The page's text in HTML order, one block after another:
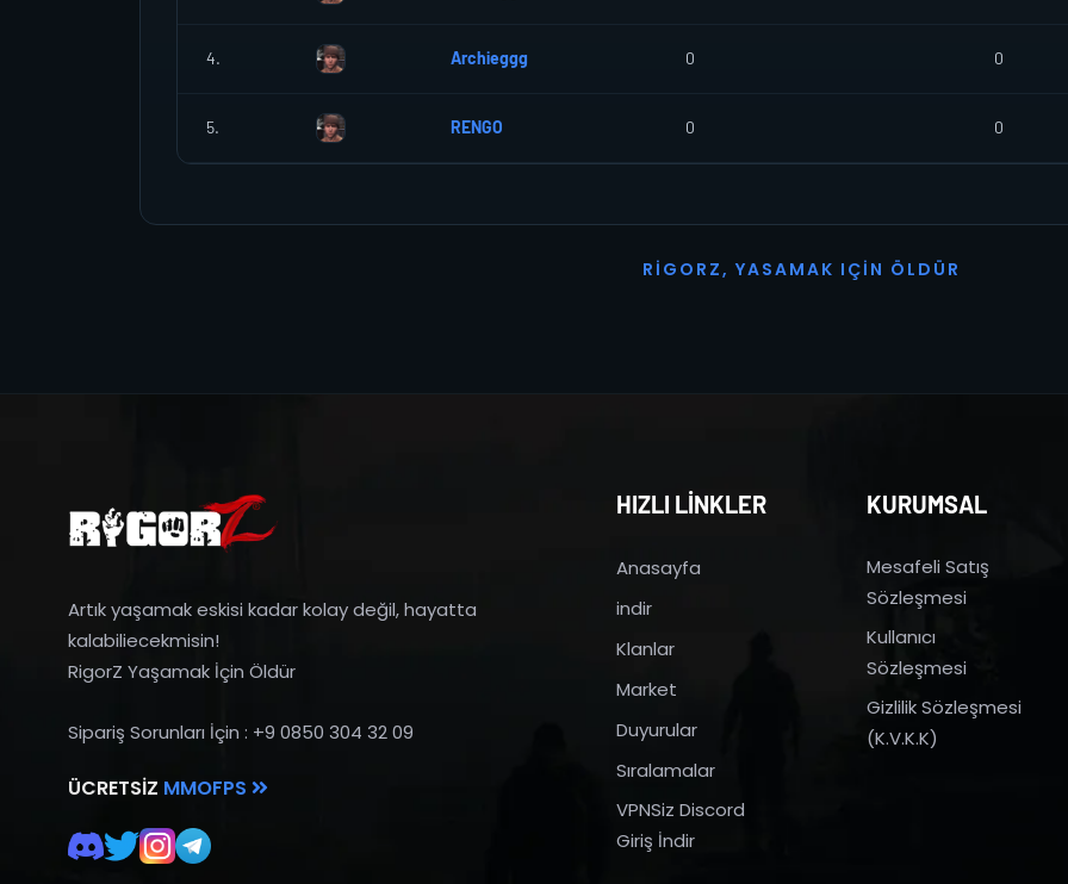
4. Archieggg 0 0
5. RENGO 0 0
R I G O R Z, YASAMAK I ÇI N Ö L D Ü R
Artık yaşamak eskisi kadar kolay değil, hayatta
kalabiliecekmisin!
RigorZ Yaşamak İçin Öldür
Sipariş Sorunları İçin : +9 0850 304 32 09
ÜCRETSIZ MMOFPS
HIZLI LİNKLER
Anasayfa
indir
Klanlar
Market
Duyurular
Sıralamalar
VPNSiz Discord
Giriş İndir
KURUMSAL
Mesafeli Satış
Sözleşmesi
Kullanıcı
Sözleşmesi
Gizlilik Sözleşmesi
(K.V.K.K)